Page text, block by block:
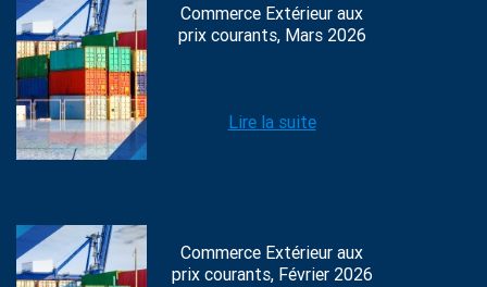
Commerce Extérieur aux
prix courants, Mars 2026
Lire la suite
Commerce Extérieur aux
prix courants, Février 2026